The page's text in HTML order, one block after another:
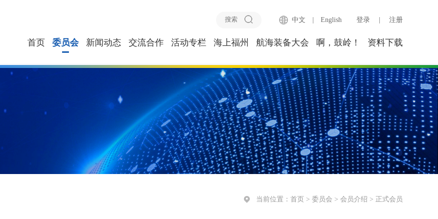
登录 注册
中文 English
首页 委员会 新闻动态 交流合作 活动专栏 海上福州 航海装备大会 啊，鼓岭！ 资料下载
当前位置： 首页 > 委员会 > 会员介绍 > 正式会员